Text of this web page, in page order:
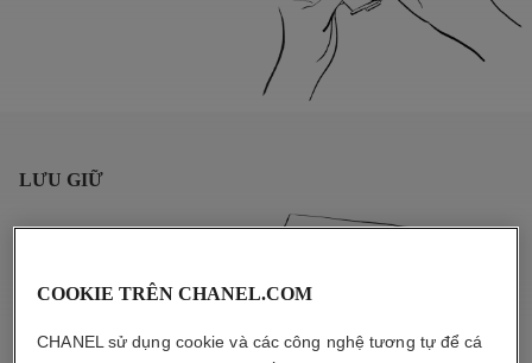
LƯU GIỮ
COOKIE TRÊN CHANEL.COM
CHANEL sử dụng cookie và các công nghệ tương tự để cá